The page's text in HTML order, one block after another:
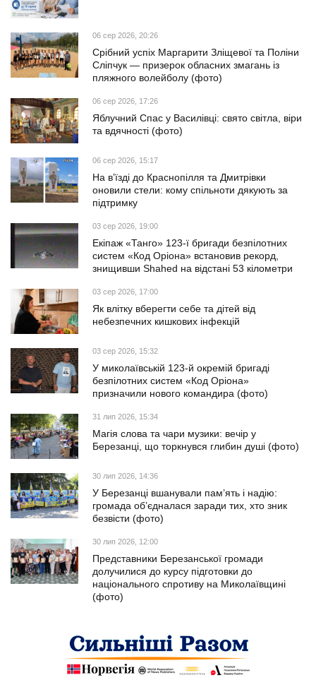
06 сер 2026, 20:26
Срібний успіх Маргарити Зліщевої та Поліни
Сліпчук — призерок обласних змагань із
пляжного волейболу (фото)
06 сер 2026, 17:26
Яблучний Спас у Василівці: свято світла, віри
та вдячності (фото)
06 сер 2026, 15:17
На в’їзді до Краснопілля та Дмитрівки
оновили стели: кому спільноти дякують за
підтримку
03 сер 2026, 19:00
Екіпаж «Танго» 123-ї бригади безпілотних
систем «Код Оріона» встановив рекорд,
знищивши Shahed на відстані 53 кілометри
03 сер 2026, 17:00
Як влітку вберегти себе та дітей від
небезпечних кишкових інфекцій
03 сер 2026, 15:32
У миколаївській 123-й окремій бригаді
безпілотних систем «Код Оріона»
призначили нового командира (фото)
31 лип 2026, 15:34
Магія слова та чари музики: вечір у
Березанці, що торкнувся глибин душі (фото)
30 лип 2026, 14:36
У Березанці вшанували пам’ять і надію:
громада об’єдналася заради тих, хто зник
безвісти (фото)
30 лип 2026, 12:00
Представники Березанської громади
долучилися до курсу підготовки до
національного спротиву на Миколаївщині
(фото)